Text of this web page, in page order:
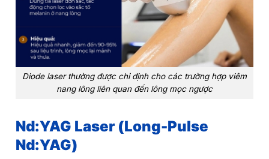
Diode laser thường được chỉ định cho các trường hợp viêm
nang lông liên quan đến lông mọc ngược
Nd:YAG Laser (Long-Pulse
Nd:YAG)